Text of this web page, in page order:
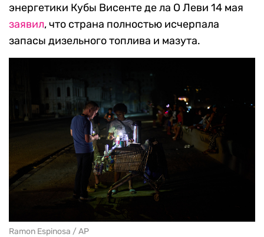
энергетики Кубы Висенте де ла О Леви 14 мая
заявил, что страна полностью исчерпала
запасы дизельного топлива и мазута.
Ramon Espinosa / AP